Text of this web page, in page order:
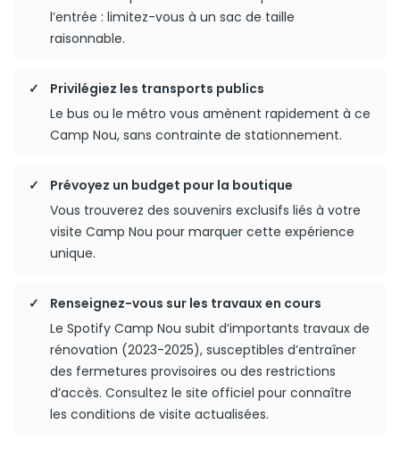
l’entrée : limitez-vous à un sac de taille
raisonnable.
Privilégiez les transports publics
Le bus ou le métro vous amènent rapidement à ce
Camp Nou, sans contrainte de stationnement.
Prévoyez un budget pour la boutique
Vous trouverez des souvenirs exclusifs liés à votre
visite Camp Nou pour marquer cette expérience
unique.
Renseignez-vous sur les travaux en cours
Le Spotify Camp Nou subit d’importants travaux de
rénovation (2023-2025), susceptibles d’entraîner
des fermetures provisoires ou des restrictions
d’accès. Consultez le site officiel pour connaître
les conditions de visite actualisées.